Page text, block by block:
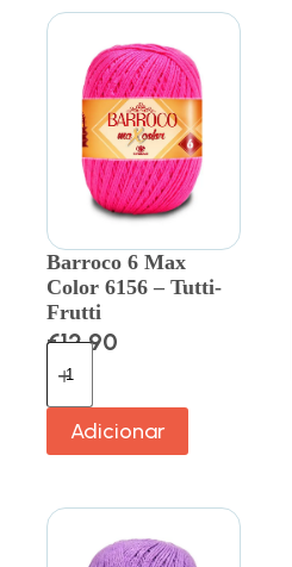
Barroco 6 Max
Color 6156 – Tutti-
Frutti
€12.90
Adicionar